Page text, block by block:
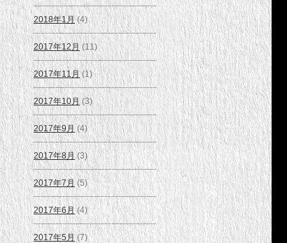
2018年1月(4)
2017年12月 (11)
2017年11月(1)
2017年10月(3)
2017年9月 (4)
2017年8月(3)
2017年7月(5)
2017年6月(4)
2017年5月(7)